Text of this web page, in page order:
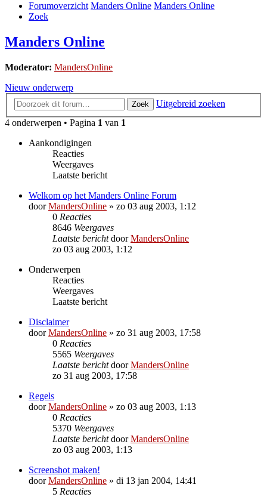
Forumoverzicht Manders Online Manders Online
Zoek
Manders Online
Moderator: MandersOnline
Nieuw onderwerp
Zoek
Uitgebreid zoeken
4 onderwerpen • Pagina 1 van 1
Aankondigingen
Reacties
Weergaves
Laatste bericht
Welkom op het Manders Online Forum
doorMandersOnline » zo 03 aug 2003, 1:12
0 Reacties
8646 Weergaves
Laatste berichtdoorMandersOnline
zo 03 aug 2003, 1:12
Onderwerpen
Reacties
Weergaves
Laatste bericht
Disclaimer
doorMandersOnline » zo 31 aug 2003, 17:58
0 Reacties
5565 Weergaves
Laatste berichtdoorMandersOnline
zo 31 aug 2003, 17:58
Regels
doorMandersOnline » zo 03 aug 2003, 1:13
0 Reacties
5370 Weergaves
Laatste berichtdoorMandersOnline
zo 03 aug 2003, 1:13
Screenshot maken!
doorMandersOnline » di 13 jan 2004, 14:41
5 Reacties